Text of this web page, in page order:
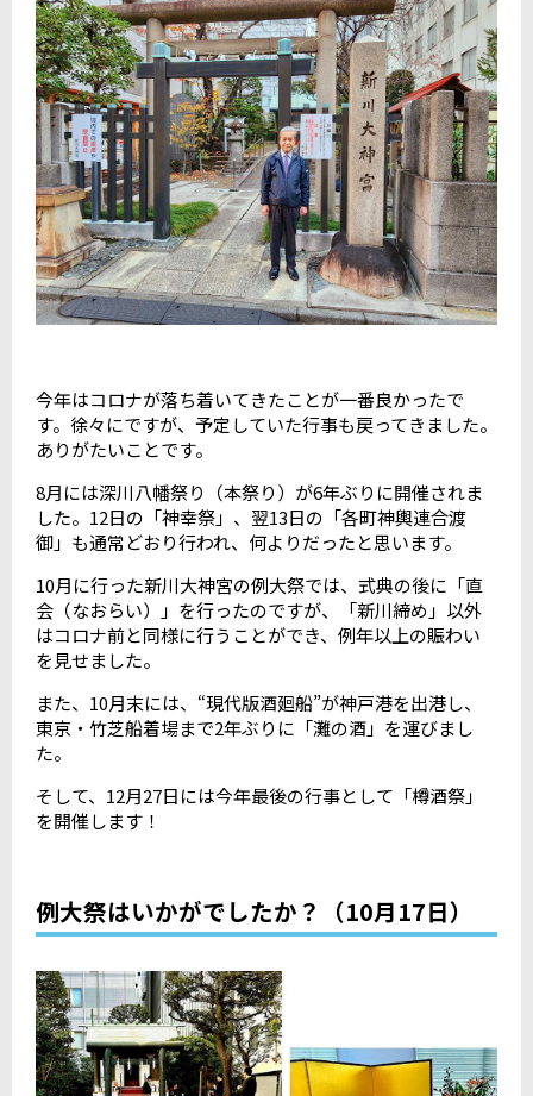
今年はコロナが落ち着いてきたことが一番良かったで
す。徐々にですが、予定していた行事も戻ってきました。
ありがたいことです。
8月には深川八幡祭り（本祭り）が6年ぶりに開催されま
した。12日の「神幸祭」、翌13日の「各町神輿連合渡
御」も通常どおり行われ、何よりだったと思います。
10月に行った新川大神宮の例大祭では、式典の後に「直
会（なおらい）」を行ったのですが、「新川締め」以外
はコロナ前と同様に行うことができ、例年以上の賑わい
を見せました。
また、10月末には、“現代版酒廻船”が神戸港を出港し、
東京・竹芝船着場まで2年ぶりに「灘の酒」を運びまし
た。
そして、12月27日には今年最後の行事として「樽酒祭」
を開催します！
例大祭はいかがでしたか？（10月17日）